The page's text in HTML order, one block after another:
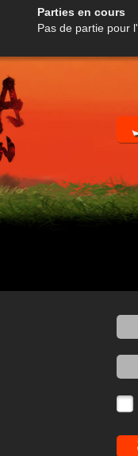
Parties en cours
Pas de partie pour